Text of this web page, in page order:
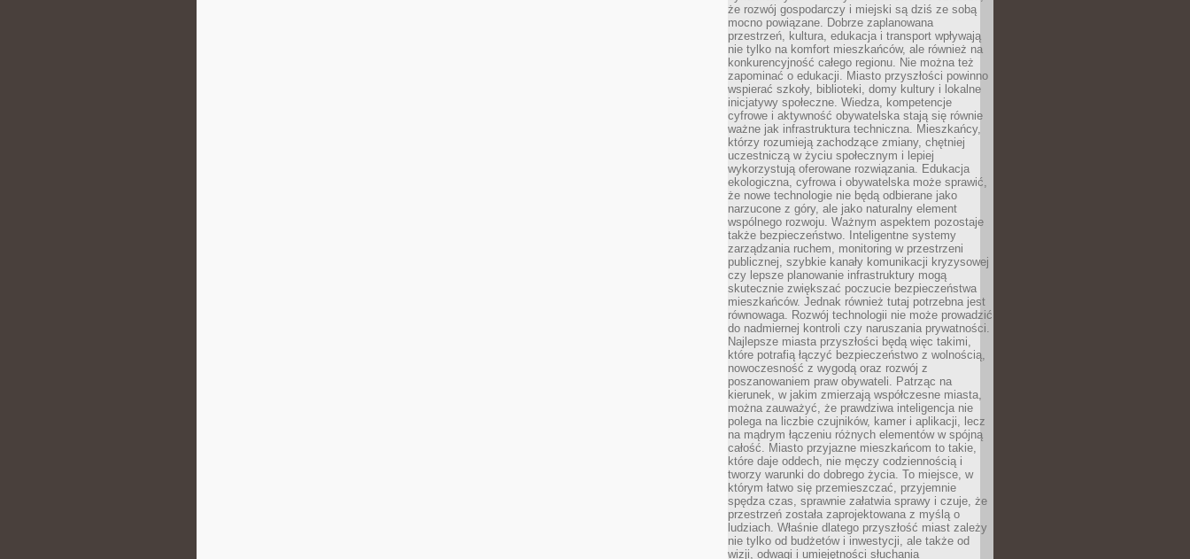
że rozwój gospodarczy i miejski są dziś ze sobą
mocno powiązane. Dobrze zaplanowana
przestrzeń, kultura, edukacja i transport wpływają
nie tylko na komfort mieszkańców, ale również na
konkurencyjność całego regionu. Nie można też
zapominać o edukacji. Miasto przyszłości powinno
wspierać szkoły, biblioteki, domy kultury i lokalne
inicjatywy społeczne. Wiedza, kompetencje
cyfrowe i aktywność obywatelska stają się równie
ważne jak infrastruktura techniczna. Mieszkańcy,
którzy rozumieją zachodzące zmiany, chętniej
uczestniczą w życiu społecznym i lepiej
wykorzystują oferowane rozwiązania. Edukacja
ekologiczna, cyfrowa i obywatelska może sprawić,
że nowe technologie nie będą odbierane jako
narzucone z góry, ale jako naturalny element
wspólnego rozwoju. Ważnym aspektem pozostaje
także bezpieczeństwo. Inteligentne systemy
zarządzania ruchem, monitoring w przestrzeni
publicznej, szybkie kanały komunikacji kryzysowej
czy lepsze planowanie infrastruktury mogą
skutecznie zwiększać poczucie bezpieczeństwa
mieszkańców. Jednak również tutaj potrzebna jest
równowaga. Rozwój technologii nie może prowadzić
do nadmiernej kontroli czy naruszania prywatności.
Najlepsze miasta przyszłości będą więc takimi,
które potrafią łączyć bezpieczeństwo z wolnością,
nowoczesność z wygodą oraz rozwój z
poszanowaniem praw obywateli. Patrząc na
kierunek, w jakim zmierzają współczesne miasta,
można zauważyć, że prawdziwa inteligencja nie
polega na liczbie czujników, kamer i aplikacji, lecz
na mądrym łączeniu różnych elementów w spójną
całość. Miasto przyjazne mieszkańcom to takie,
które daje oddech, nie męczy codziennością i
tworzy warunki do dobrego życia. To miejsce, w
którym łatwo się przemieszczać, przyjemnie
spędza czas, sprawnie załatwia sprawy i czuje, że
przestrzeń została zaprojektowana z myślą o
ludziach. Właśnie dlatego przyszłość miast zależy
nie tylko od budżetów i inwestycji, ale także od
wizji, odwagi i umiejętności słuchania